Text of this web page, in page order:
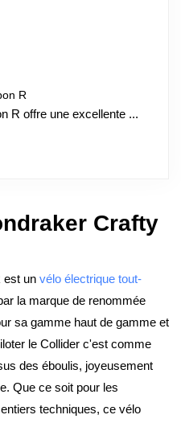
R
R offre une excellente ...
Crafty
est un vélo électrique tout-
la marque de renommée
sa gamme haut de gamme et
le Collider c'est comme
des éboulis, joyeusement
Que ce soit pour les
techniques, ce vélo